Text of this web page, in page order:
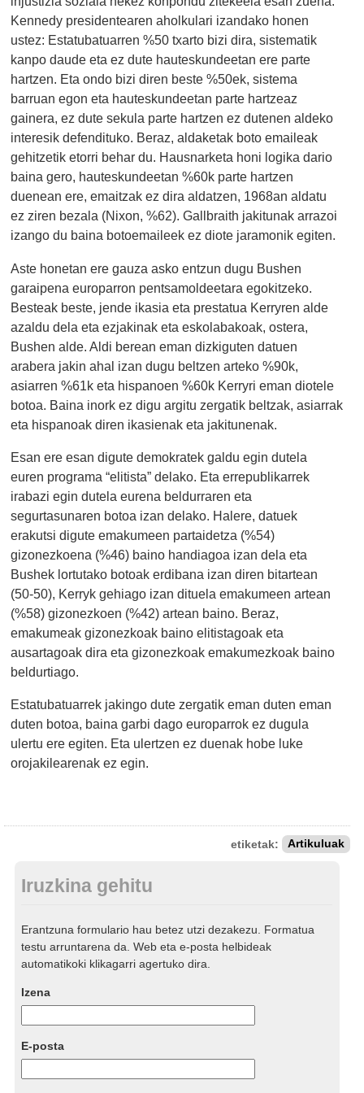
Kennedy presidentearen aholkulari izandako honen
ustez: Estatubatuarren %50 txarto bizi dira, sistematik
kanpo daude eta ez dute hauteskundeetan ere parte
hartzen. Eta ondo bizi diren beste %50ek, sistema
barruan egon eta hauteskundeetan parte hartzeaz
gainera, ez dute sekula parte hartzen ez dutenen aldeko
interesik defendituko. Beraz, aldaketak boto emaileak
gehitzetik etorri behar du. Hausnarketa honi logika dario
baina gero, hauteskundeetan %60k parte hartzen
duenean ere, emaitzak ez dira aldatzen, 1968an aldatu
ez ziren bezala (Nixon, %62). Gallbraith jakitunak arrazoi
izango du baina botoemaileek ez diote jaramonik egiten.
Aste honetan ere gauza asko entzun dugu Bushen
garaipena europarron pentsamoldeetara egokitzeko.
Besteak beste, jende ikasia eta prestatua Kerryren alde
azaldu dela eta ezjakinak eta eskolabakoak, ostera,
Bushen alde. Aldi berean eman dizkiguten datuen
arabera jakin ahal izan dugu beltzen arteko %90k,
asiarren %61k eta hispanoen %60k Kerryri eman diotele
botoa. Baina inork ez digu argitu zergatik beltzak, asiarrak
eta hispanoak diren ikasienak eta jakitunenak.
Esan ere esan digute demokratek galdu egin dutela
euren programa “elitista” delako. Eta errepublikarrek
irabazi egin dutela eurena beldurraren eta
segurtasunaren botoa izan delako. Halere, datuek
erakutsi digute emakumeen partaidetza (%54)
gizonezkoena (%46) baino handiagoa izan dela eta
Bushek lortutako botoak erdibana izan diren bitartean
(50-50), Kerryk gehiago izan dituela emakumeen artean
(%58) gizonezkoen (%42) artean baino. Beraz,
emakumeak gizonezkoak baino elitistagoak eta
ausartagoak dira eta gizonezkoak emakumezkoak baino
beldurtiago.
Estatubatuarrek jakingo dute zergatik eman duten eman
duten botoa, baina garbi dago europarrok ez dugula
ulertu ere egiten. Eta ulertzen ez duenak hobe luke
orojakilearenak ez egin.
etiketak: Artikuluak
Iruzkina gehitu
Erantzuna formulario hau betez utzi dezakezu. Formatua
testu arruntarena da. Web eta e-posta helbideak
automatikoki klikagarri agertuko dira.
Izena
E-posta